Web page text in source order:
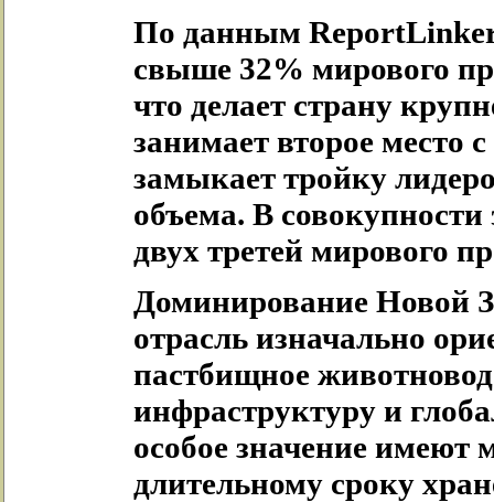
По данным
свыше 32% мирового
что делает страну
занимает второе место
замыкает тройку
объема. В совокупности
двух третей мирового
Доминирование Новой
отрасль изначально
пастбищное
инфраструктуру и
особое значение
длительному сроку